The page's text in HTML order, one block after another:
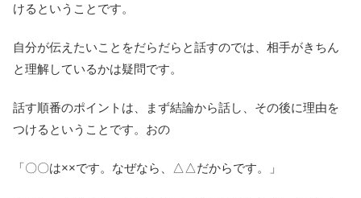
けるということです。
自分が伝えたいことをだらだらと話すのでは、相手がきちん
と理解しているかは疑問です。
話す順番のポイントは、まず結論から話し、その後に理由を
つけるということです。おの
「〇〇は××です。なぜなら、△△だからです。」